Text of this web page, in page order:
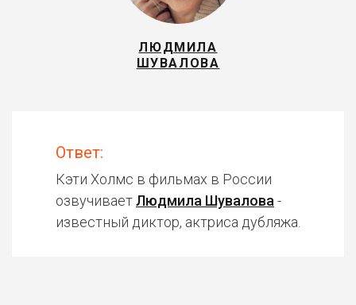
ЛЮДМИЛА
ШУВАЛОВА
Ответ:
Кэти Холмс в фильмах в России
озвучиваетЛюдмила Шувалова -
известный диктор, актриса дубляжа.